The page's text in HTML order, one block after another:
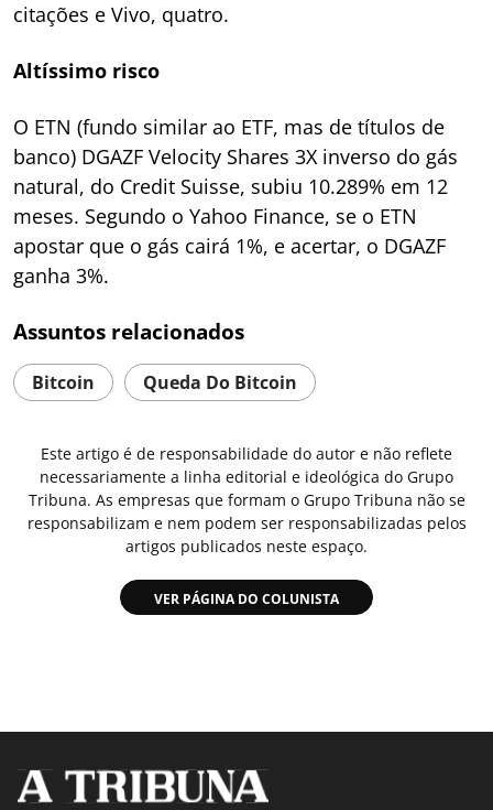
citações e Vivo, quatro.
Altíssimo risco
O ETN (fundo similar ao ETF, mas de títulos de
banco) DGAZF Velocity Shares 3X inverso do gás
natural, do Credit Suisse, subiu 10.289% em 12
meses. Segundo o Yahoo Finance, se o ETN
apostar que o gás cairá 1%, e acertar, o DGAZF
ganha 3%.
Assuntos relacionados
Bitcoin Queda Do Bitcoin
Este artigo é de responsabilidade do autor e não reflete
necessariamente a linha editorial e ideológica do Grupo
Tribuna. As empresas que formam o Grupo Tribuna não se
responsabilizam e nem podem ser responsabilizadas pelos
artigos publicados neste espaço.
VER PÁGINA DO COLUNISTA